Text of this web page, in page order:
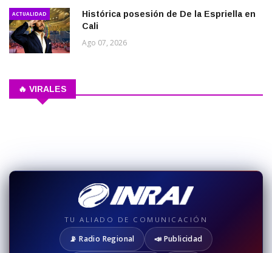
ACTUALIDAD
Histórica posesión de De la Espriella en
Cali
Ago 07, 2026
🔥 VIRALES
TU ALIADO DE COMUNICACIÓN
📡 Radio Regional 📣 Publicidad